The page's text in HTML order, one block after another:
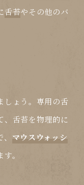
舌苔やその他のバ
しょう。専用の舌
舌苔を物理的に
マウスウォッシ
。